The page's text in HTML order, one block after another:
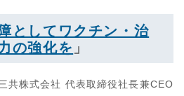
としてワクチン・治
の強化を 」
株式会社 代表取締役社長兼CEO